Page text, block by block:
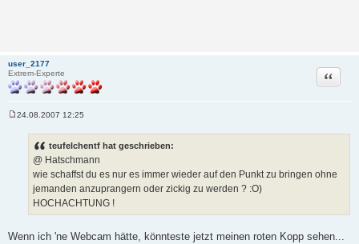
user_2177
Extrem-Experte
Zitat
24.08.2007 12:25
teufelchentf hat geschrieben:
@ Hatschmann
wie schaffst du es nur es immer wieder auf den Punkt zu bringen ohne
jemanden anzuprangern oder zickig zu werden ? :O)
HOCHACHTUNG !
Wenn ich 'ne Webcam hätte, könnteste jetzt meinen roten Kopp sehen...